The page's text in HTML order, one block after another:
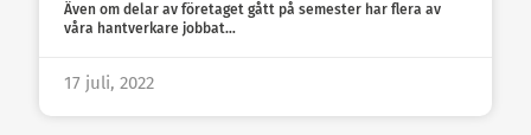
Även om delar av företaget gått på semester har flera av
våra hantverkare jobbat…
17 juli, 2022